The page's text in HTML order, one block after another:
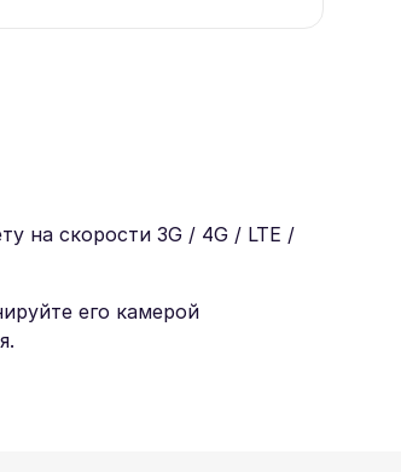
на скорости 3G / 4G / LTE /
его камерой